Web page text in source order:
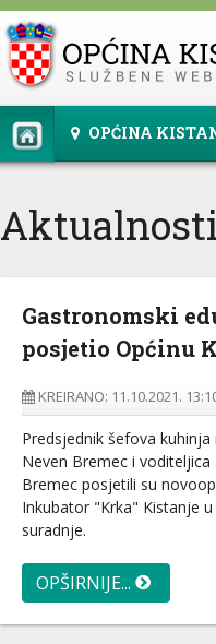
OPĆINA
Aktualnosti
Gastronomski
posjetio Općinu
KREIRANO: 11.10.2021.
Predsjednik šefova
Neven Bremec i voditeljica
Bremec posjetili su
Inkubator "Krka" Kistanje
suradnje.
OPŠIRNIJE...